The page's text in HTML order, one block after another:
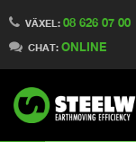
VÄXEL: 08 626 07 00
CHAT: ONLINE